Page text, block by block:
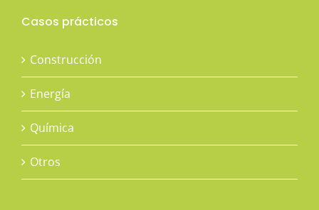
Casos prácticos
Construcción
Energía
Química
Otros